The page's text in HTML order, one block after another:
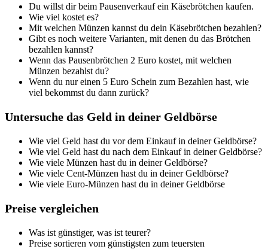
Du willst dir beim Pausenverkauf ein Käsebrötchen kaufen.
Wie viel kostet es?
Mit welchen Münzen kannst du dein Käsebrötchen bezahlen?
Gibt es noch weitere Varianten, mit denen du das Brötchen
bezahlen kannst?
Wenn das Pausenbrötchen 2 Euro kostet, mit welchen
Münzen bezahlst du?
Wenn du nur einen 5 Euro Schein zum Bezahlen hast, wie
viel bekommst du dann zurück?
Untersuche das Geld in deiner Geldbörse
Wie viel Geld hast du vor dem Einkauf in deiner Geldbörse?
Wie viel Geld hast du nach dem Einkauf in deiner Geldbörse?
Wie viele Münzen hast du in deiner Geldbörse?
Wie viele Cent-Münzen hast du in deiner Geldbörse?
Wie viele Euro-Münzen hast du in deiner Geldbörse
Preise vergleichen
Was ist günstiger, was ist teurer?
Preise sortieren vom günstigsten zum teuersten